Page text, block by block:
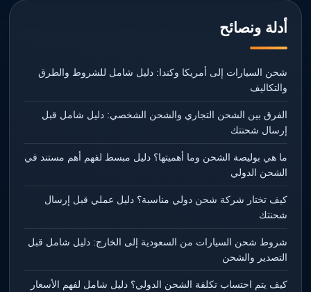
أدلة ونصائح
شحن السيارات إلى أمريكا وكندا: دليل شامل للشروط والطرق
والتكاليف
الفرق بين الشحن التجاري والشحن الشخصي: دليل شامل قبل
إرسال شحنتك
ما هي بوليصة الشحن وما أهميتها؟ دليل مبسط لفهم أهم مستند في
الشحن الدولي
كيف تختار شركة شحن دولي مناسبة؟ دليل عملي قبل إرسال
شحنتك
شروط شحن السيارات من السعودية إلى الخارج: دليل شامل قبل
التصدير والشحن
كيف يتم احتساب تكلفة الشحن الدولي؟ دليل شامل لفهم الأسعار